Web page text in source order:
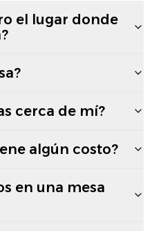
el lugar donde
cerca de mí?
algún costo?
en una mesa